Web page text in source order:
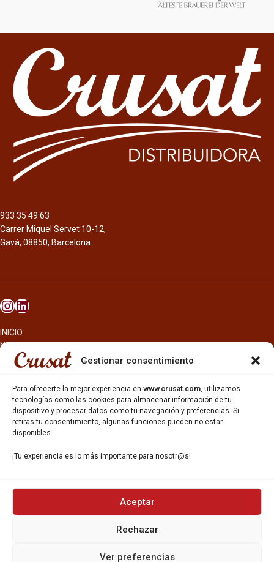
Gestionar consentimiento
Para ofrecerte la mejor experiencia en www.crusat.com, utilizamos
tecnologías como las cookies para almacenar información de tu
dispositivo y procesar datos como tu navegación y preferencias. Si
retiras tu consentimiento, algunas funciones pueden no estar
disponibles.
¡Tu experiencia es lo más importante para nosotr@s!
Aceptar
Rechazar
Ver preferencias
933 35 49 63
Carrer Miquel Servet 10-12,
Gavà, 08850, Barcelona.
INICIO
NOSOTROS
CERVEZAS
OTROS PRODUCTOS
REPARTO EN BARCELONA
HOSTELERÍA Y PEQUEÑA ALIMENTACIÓN
CARTAS DE CERVEZAS Y VINO
CATAS Y FORMACIONES
SERVICIO TÉCNICO
GESTIÓN DE
Política de Privacidad |Aviso Legal|Política de Cookies